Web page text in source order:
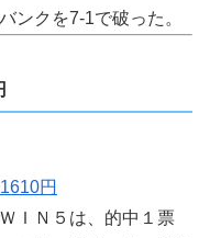
ンクを7-1で破った。
円
ＩＮ５は、的中１票